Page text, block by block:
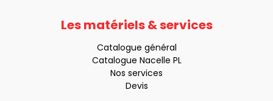
Les matériels & services
Catalogue général
Catalogue Nacelle PL
Nos services
Devis